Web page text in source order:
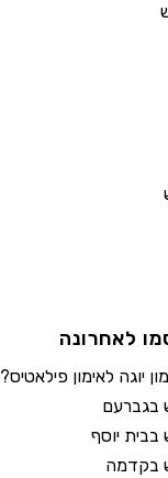
לאחרונה
יוגה לאימון פילאטיס?
בגברעם
יוסף
בקדמה